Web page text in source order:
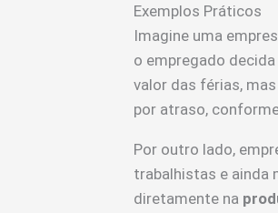
Exemplos Práticos
Imagine uma
o empregado
valor das férias,
por atraso,
Por outro lado,
trabalhistas e ainda
diretamente na